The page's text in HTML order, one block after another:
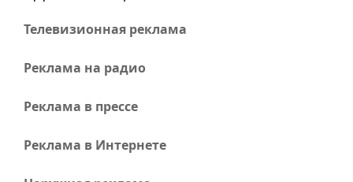
Телевизионная реклама
Реклама на радио
Реклама в прессе
Реклама в Интернете